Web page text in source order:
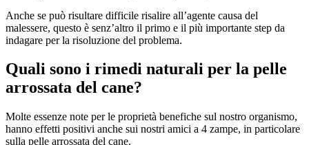
Anche se può risultare difficile risalire all’agente causa del
malessere, questo è senz’altro il primo e il più importante step da
indagare per la risoluzione del problema.
Quali sono i rimedi naturali per la pelle
arrossata del cane?
Molte essenze note per le proprietà benefiche sul nostro organismo,
hanno effetti positivi anche sui nostri amici a 4 zampe, in particolare
sulla pelle arrossata del cane.